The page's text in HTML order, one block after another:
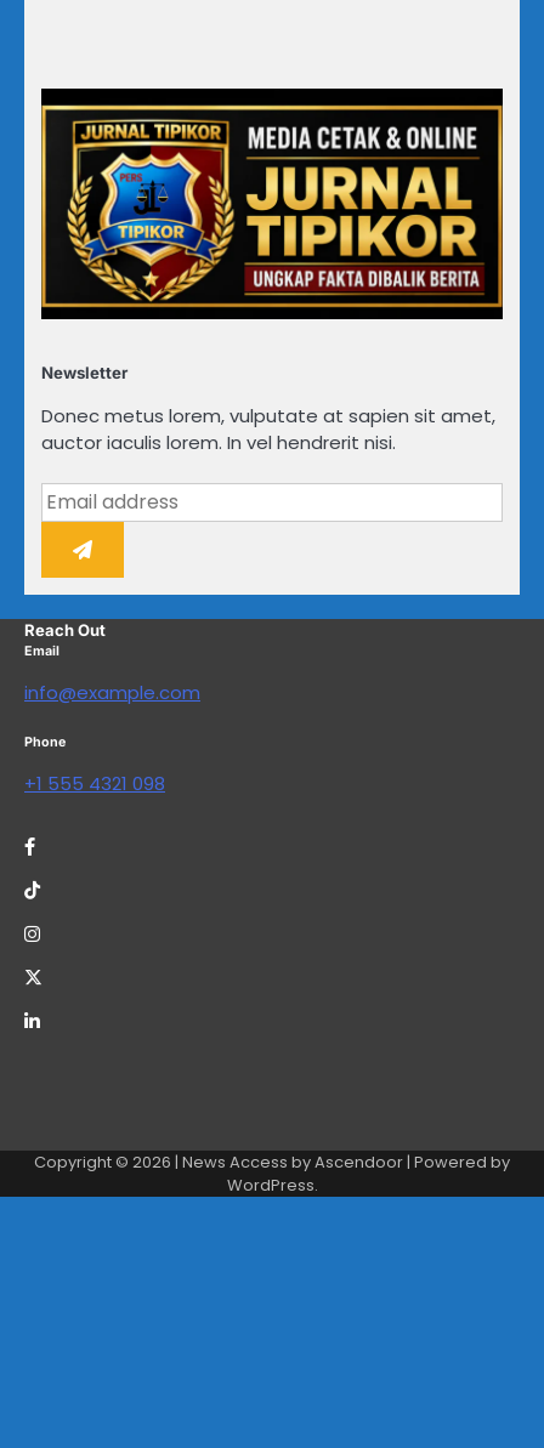
Newsletter
Donec metus lorem, vulputate at sapien sit amet,
auctor iaculis lorem. In vel hendrerit nisi.
Reach Out
Email
info@example.com
Phone
+1 555 4321 098
Copyright © 2026 | News Access byAscendoor| Powered by
WordPress.